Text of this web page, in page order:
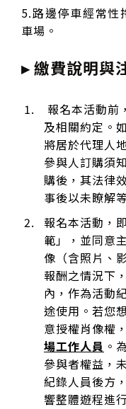
5.路邊停車經常性
車場。
▸ 繳費說明與
報名本活動前
及相關約定。
將居於代理人
參與人訂購須
購後，其法律
事後以未瞭解
報名本活動，
範」，並同意
像（含照片、
報酬之情況下
內，作為活動
途使用。若您
意授權肖像權
場工作人員 。
參與者權益，
紀錄人員後方
響整體遊程進